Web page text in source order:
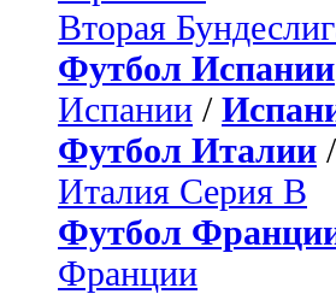
Вторая
Футбол Испании
Испании /
Футбол Италии /
Италия Серия B
Футбол
Франции